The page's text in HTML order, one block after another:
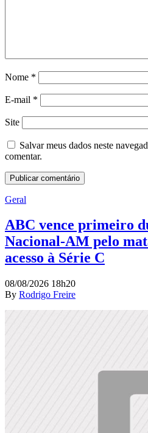
Nome *
E-mail *
Site
Salvar meus dados neste
comentar.
Geral
ABC vence primeiro
Nacional-AM pelo
acesso à Série C
08/08/2026 18h20
By Rodrigo Freire